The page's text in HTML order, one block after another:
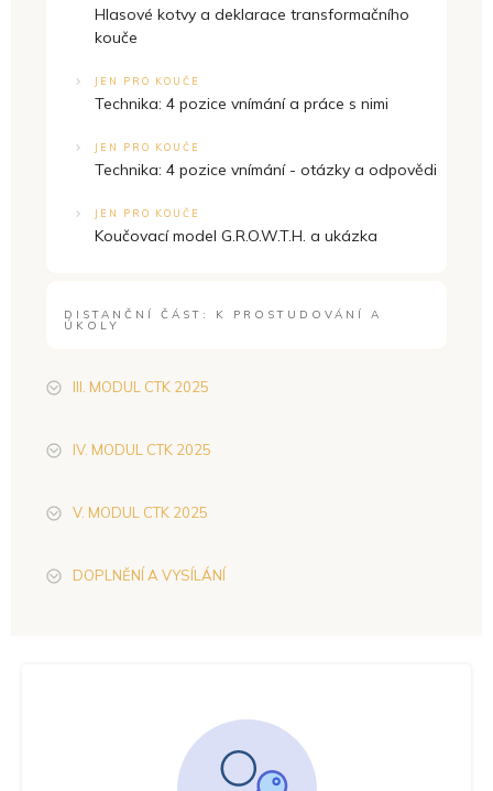
Hlasové kotvy a deklarace transformačního
kouče
JEN PRO KOUČE
Technika: 4 pozice vnímání a práce s nimi
JEN PRO KOUČE
Technika: 4 pozice vnímání - otázky a odpovědi
JEN PRO KOUČE
Koučovací model G.R.O.W.T.H. a ukázka
DISTANČNÍ ČÁST: K PROSTUDOVÁNÍ A
ÚKOLY
III. MODUL CTK 2025
IV. MODUL CTK 2025
V. MODUL CTK 2025
DOPLNĚNÍ A VYSÍLÁNÍ